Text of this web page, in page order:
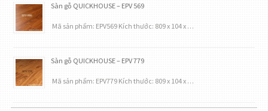
Sàn gỗ QUICKHOUSE – EPV 569
Mã sản phẩm: EPV569 Kích thước: 809 x 104 x …
Sàn gỗ QUICKHOUSE – EPV 779
Mã sản phẩm: EPV779 Kích thước: 809 x 104 x …